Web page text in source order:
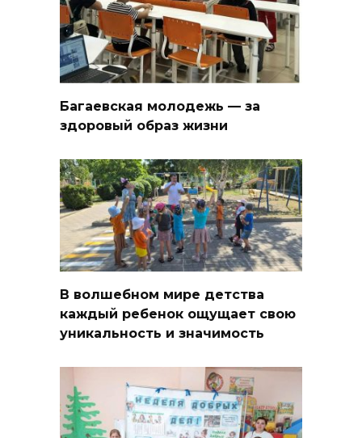
Багаевская молодежь — за
здоровый образ жизни
В волшебном мире детства
каждый ребенок ощущает свою
уникальность и значимость